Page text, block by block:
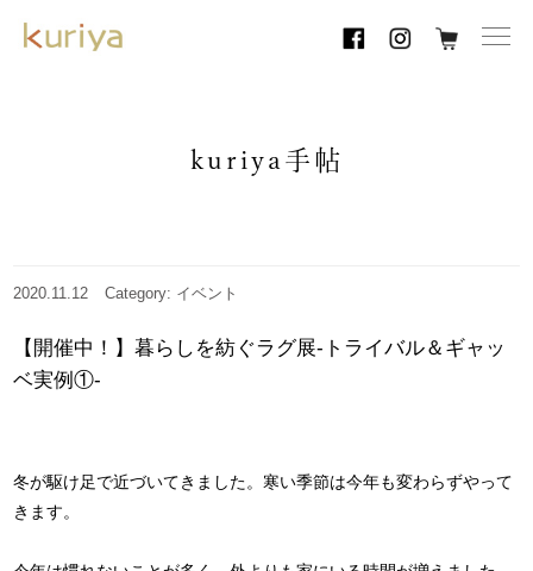
kuriya手帖
2020.11.12 Category: イベント
【開催中！】暮らしを紡ぐラグ展-トライバル＆ギャッ
ベ実例①-
冬が駆け足で近づいてきました。寒い季節は今年も変わらずやって
きます。